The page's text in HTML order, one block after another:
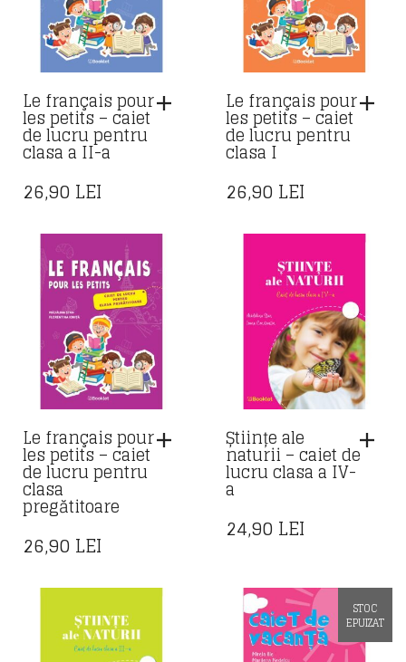
Le français pour
les petits – caiet
de lucru pentru
clasa a II-a
26,90 LEI
Le français pour
les petits – caiet
de lucru pentru
clasa I
26,90 LEI
Le français pour
les petits – caiet
de lucru pentru
clasa
pregătitoare
26,90 LEI
Științe ale
naturii – caiet de
lucru clasa a IV-
a
24,90 LEI
STOC
EPUIZAT